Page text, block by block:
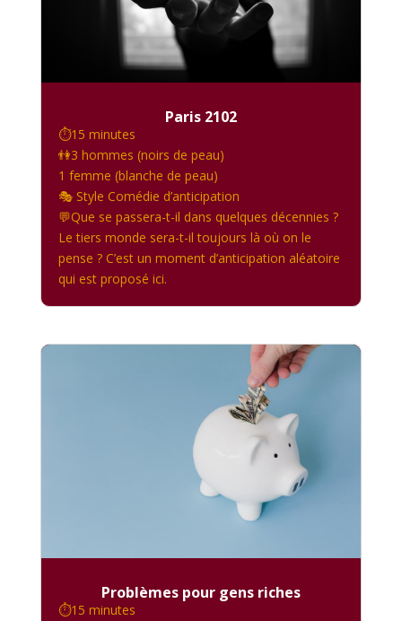
Paris 2102
⏱️15 minutes
👫3 hommes (noirs de peau)
1 femme (blanche de peau)
🎭 Style Comédie d’anticipation
💬Que se passera-t-il dans quelques décennies ?
Le tiers monde sera-t-il toujours là où on le
pense ? C’est un moment d’anticipation aléatoire
qui est proposé ici.
Problèmes pour gens riches
⏱️15 minutes